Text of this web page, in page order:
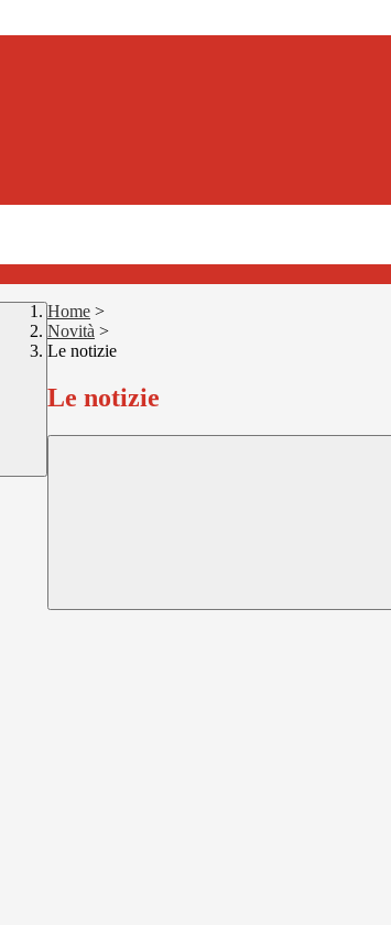
Home >
Novità >
Le notizie
Le notizie